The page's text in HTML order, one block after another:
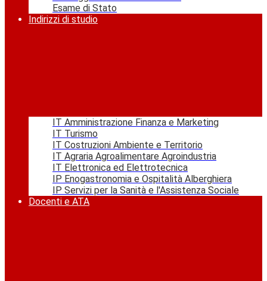
Esame di Stato
Indirizzi di studio
IT Amministrazione Finanza e Marketing
IT Turismo
IT Costruzioni Ambiente e Territorio
IT Agraria Agroalimentare Agroindustria
IT Elettronica ed Elettrotecnica
IP Enogastronomia e Ospitalità Alberghiera
IP Servizi per la Sanità e l'Assistenza Sociale
Docenti e ATA